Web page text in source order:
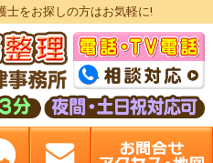
士をお探しの方はお気軽に!